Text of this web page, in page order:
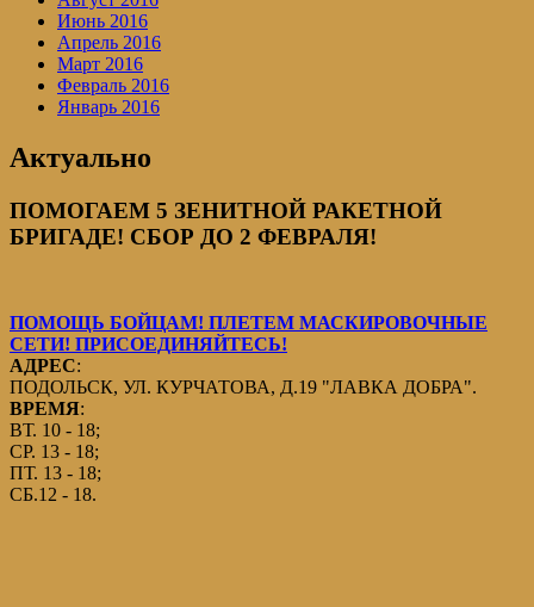
Июнь 2016
Апрель 2016
Март 2016
Февраль 2016
Январь 2016
Актуально
ПОМОГАЕМ 5 ЗЕНИТНОЙ РАКЕТНОЙ
БРИГАДЕ! СБОР ДО 2 ФЕВРАЛЯ!
ПОМОЩЬ БОЙЦАМ! ПЛЕТЕМ МАСКИРОВОЧНЫЕ
СЕТИ! ПРИСОЕДИНЯЙТЕСЬ!
АДРЕС:
ПОДОЛЬСК, УЛ. КУРЧАТОВА, Д.19 "ЛАВКА ДОБРА".
ВРЕМЯ:
ВТ. 10 - 18;
СР. 13 - 18;
ПТ. 13 - 18;
СБ.12 - 18.